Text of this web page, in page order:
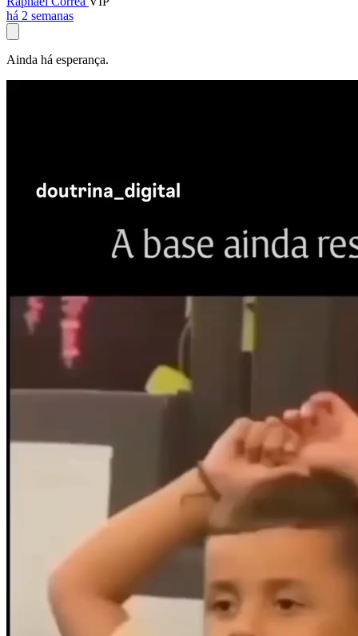
há 2 semanas
Ainda há esperança.